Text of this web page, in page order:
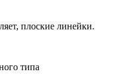
плоские линейки.
типа